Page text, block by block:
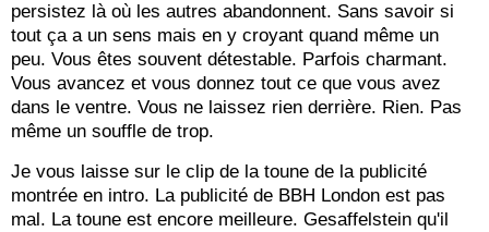
persistez là où les autres abandonnent. Sans savoir si
tout ça a un sens mais en y croyant quand même un
peu. Vous êtes souvent détestable. Parfois charmant.
Vous avancez et vous donnez tout ce que vous avez
dans le ventre. Vous ne laissez rien derrière. Rien. Pas
même un souffle de trop.
Je vous laisse sur le clip de la toune de la publicité
montrée en intro. La publicité de BBH London est pas
mal. La toune est encore meilleure. Gesaffelstein qu'il